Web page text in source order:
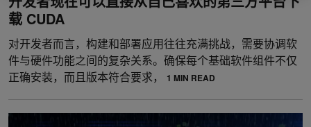
载 CUDA
对开发者而言，构建和部署应用往往充满挑战，需要协调软
件与硬件功能之间的复杂关系。确保每个基础软件组件不仅
正确安装，而且版本符合要求，
1 MIN READ